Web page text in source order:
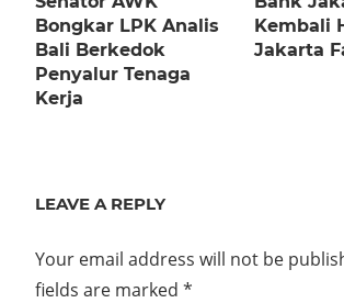
Bongkar LPK Analis
Bali Berkedok
Penyalur Tenaga
Kerja
Kembali
Jakarta
LEAVE A REPLY
Your email address will not be
fields are marked *